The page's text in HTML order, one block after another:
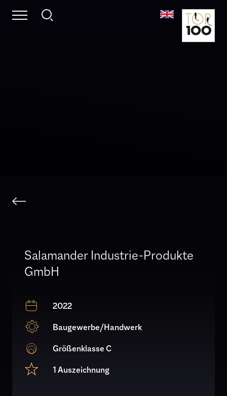
Salamander Industrie-Produkte
GmbH
2022
Baugewerbe/Handwerk
Größenklasse C
1 Auszeichnung